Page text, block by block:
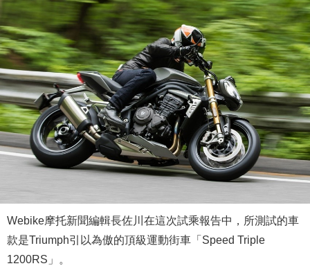
Webike摩托新聞編輯長佐川在這次試乘報告中，所測試的車
款是Triumph引以為傲的頂級運動街車「Speed Triple
1200RS」。